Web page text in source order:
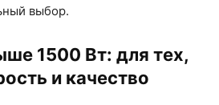
выбор.
1500 Вт: для тех,
и качество